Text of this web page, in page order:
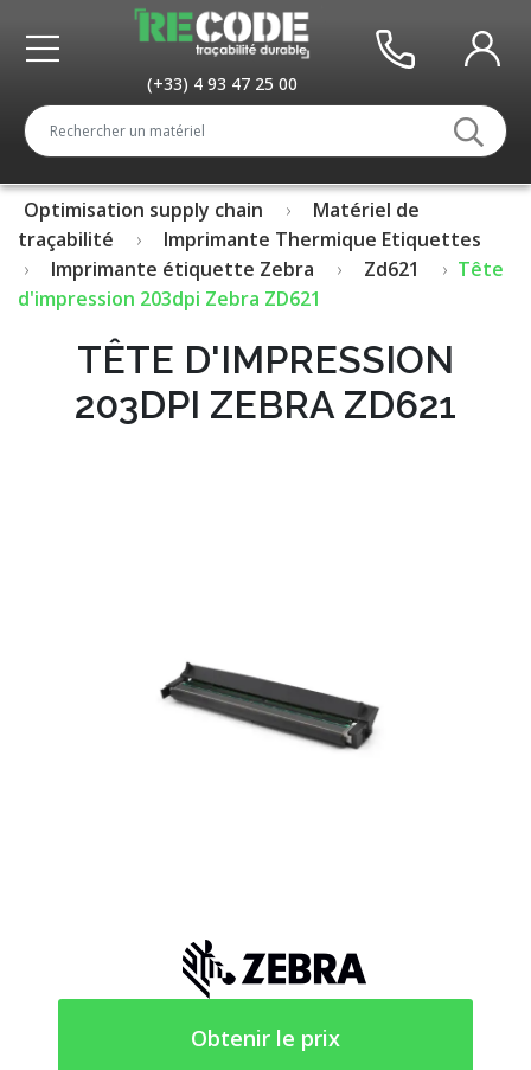
(+33) 4 93 47 25 00
Optimisation supply chain
Matériel de
traçabilité
Imprimante Thermique Etiquettes
Imprimante étiquette Zebra
Zd621
Tête
d'impression 203dpi Zebra ZD621
TÊTE D'IMPRESSION
203DPI ZEBRA ZD621
Obtenir le prix